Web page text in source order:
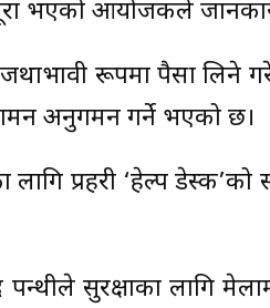
भएको आयोजकले
रूपमा पैसा लिने
अनुगमन गर्ने भएको छ।
लागि प्रहरी ‘हेल्प
पन्थीले सुरक्षाका लागि